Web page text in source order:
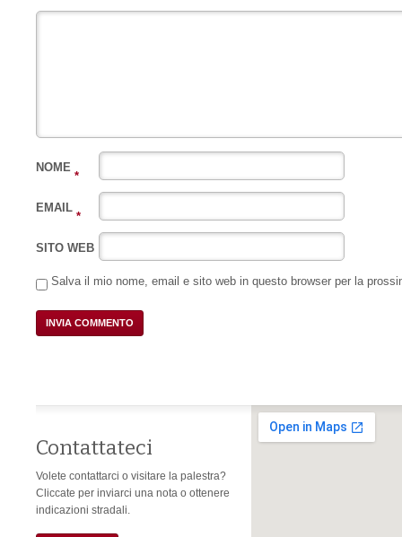
NOME
*
EMAIL
*
SITO WEB
Salva il mio nome, email e sito web in questo browser per la
Contattateci
Volete contattarci o visitare la palestra?
Cliccate per inviarci una nota o ottenere
indicazioni stradali.